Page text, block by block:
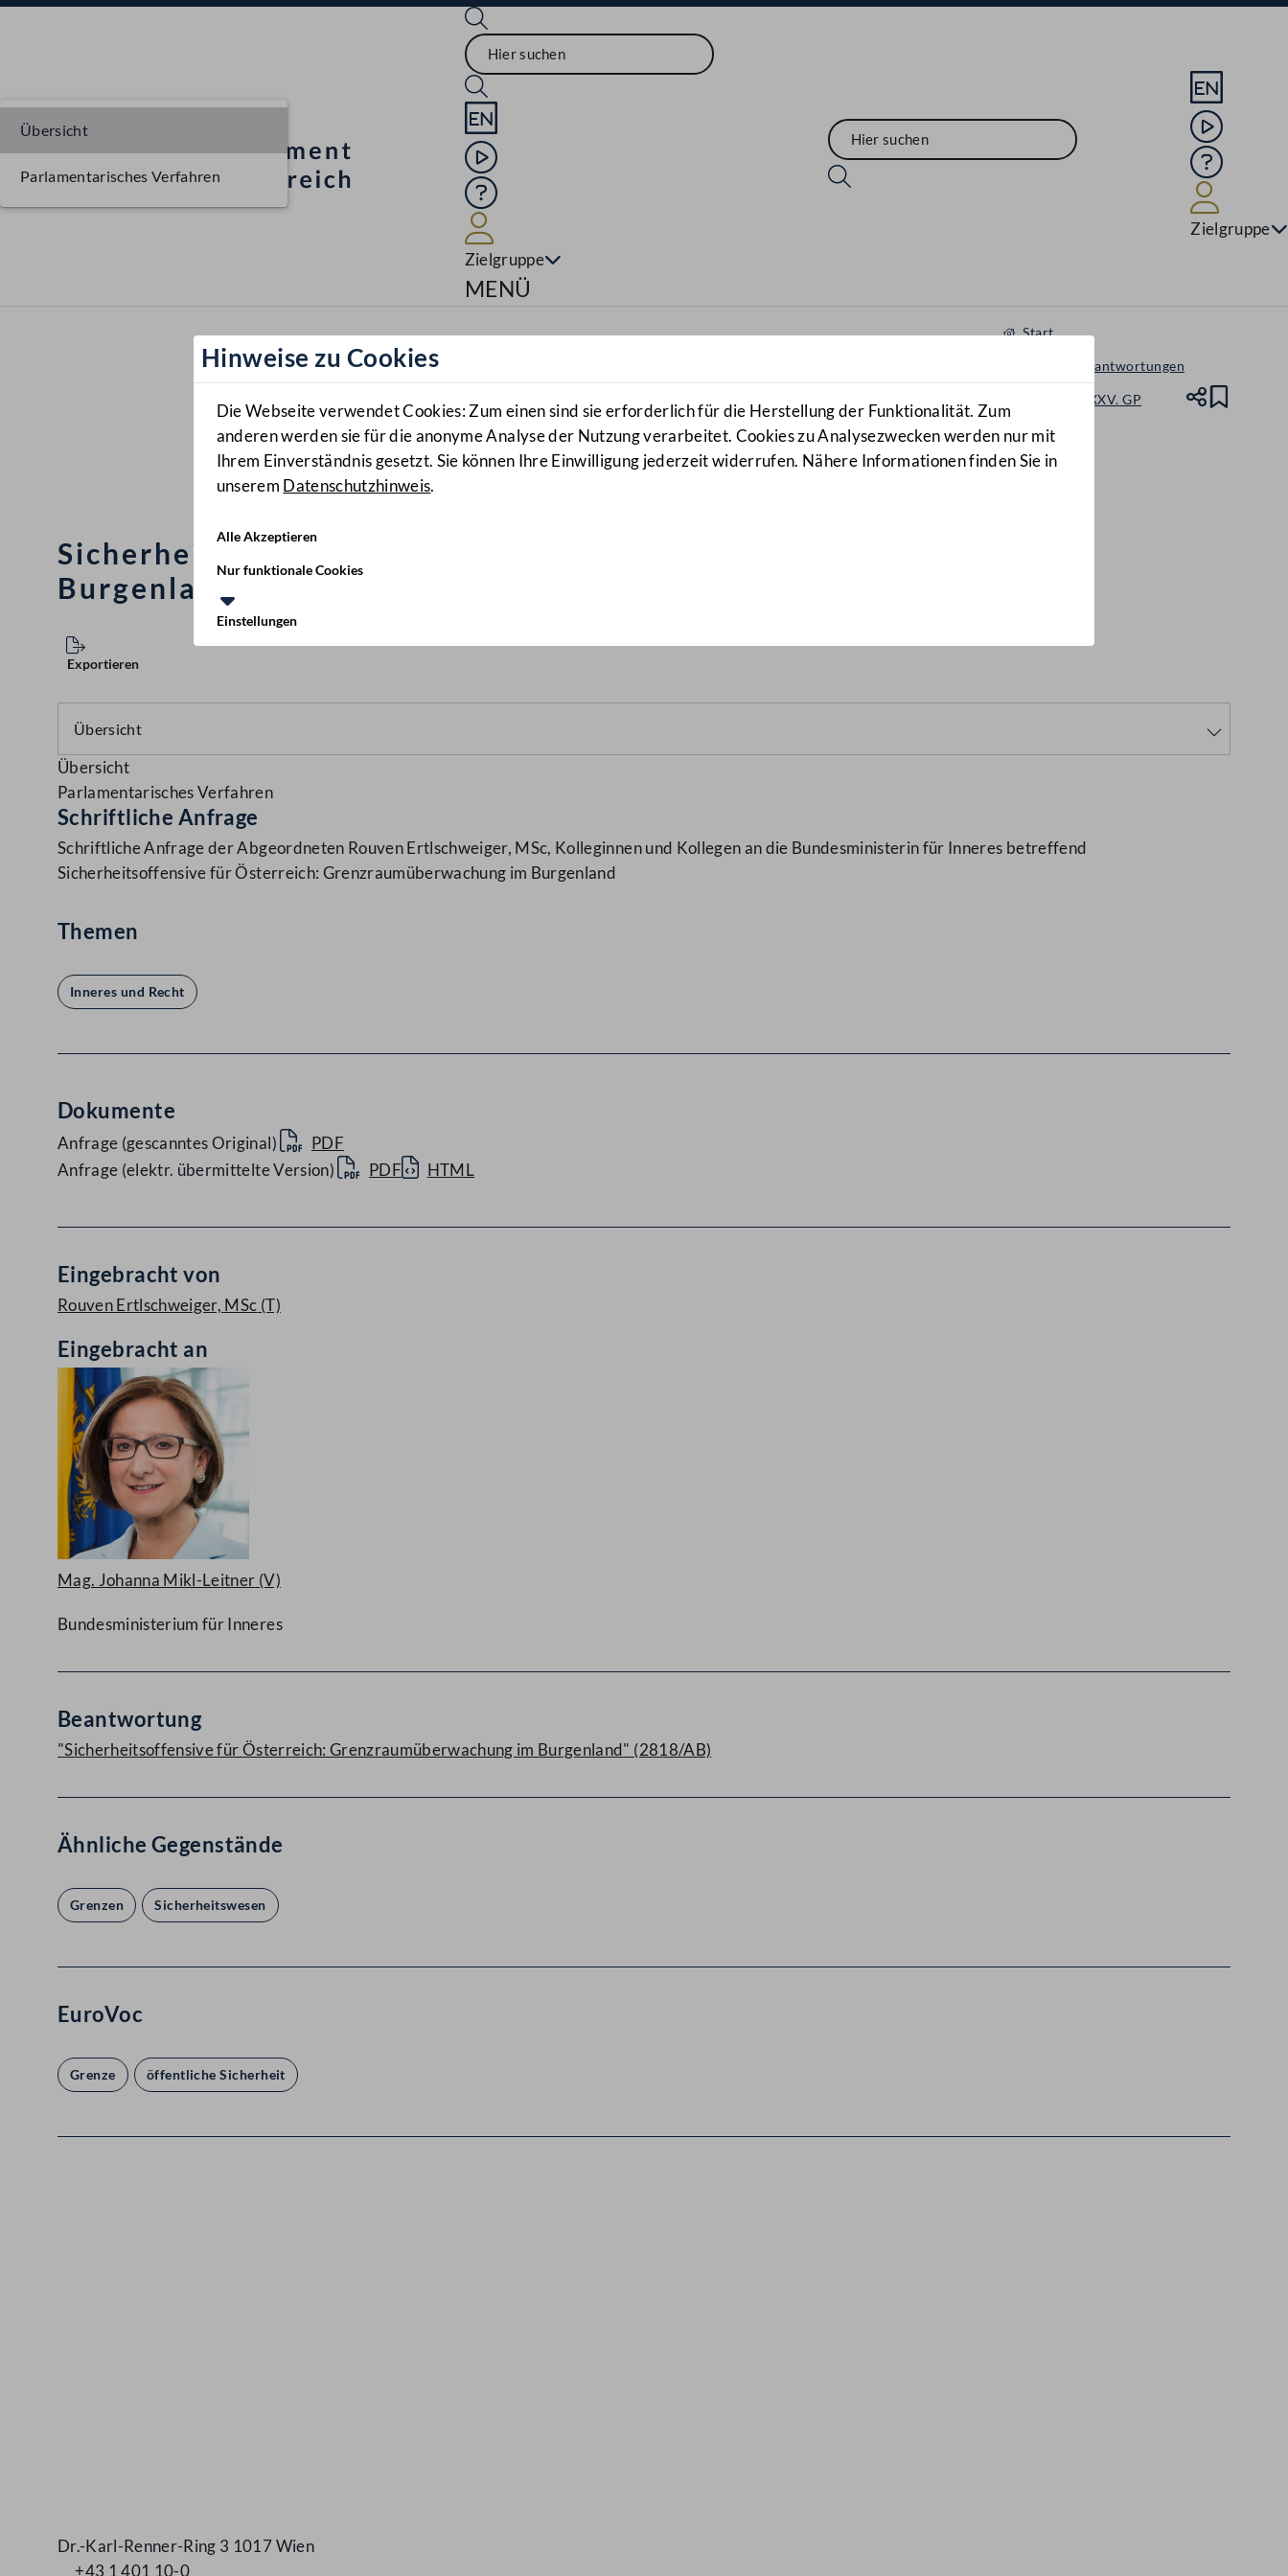
Sprache English
Mediathek
Hilfe
Zielgruppe
Navigationsmenü öffnen
MENÜ
Sprache
Mediathek
Hilfe
Zielgruppe
Hinweise zu Cookies
Die Webseite verwendet Cookies: Zum einen sind sie erforderlich für die Herstellung der Funktionalität. Zum
anderen werden sie für die anonyme Analyse der Nutzung verarbeitet. Cookies zu Analysezwecken werden nur mit
Ihrem Einverständnis gesetzt. Sie können Ihre Einwilligung jederzeit widerrufen. Nähere Informationen finden Sie in
unserem Datenschutzhinweis.
Alle Akzeptieren
Nur funktionale Cookies
Einstellungen
Start
Anfragen & Beantwortungen
Nationalrat - XXV. GP
Anfragen
2966/J
Sicherheitsoffensive für Österreich: Grenzraumüberwachung im
Burgenland
Exportieren
Übersicht
Parlamentarisches Verfahren
Übersicht
Parlamentarisches Verfahren
Schriftliche Anfrage
Schriftliche Anfrage der Abgeordneten Rouven Ertlschweiger, MSc, Kolleginnen und Kollegen an die Bundesministerin für Inneres betreffend
Sicherheitsoffensive für Österreich: Grenzraumüberwachung im Burgenland
Themen
Inneres und Recht
Dokumente
Anfrage (gescanntes Original)
PDF
Anfrage (elektr. übermittelte Version)
PDF HTML
Eingebracht von
Rouven Ertlschweiger, MSc (T)
Eingebracht an
Mag. Johanna Mikl-Leitner (V)
Bundesministerium für Inneres
Beantwortung
"Sicherheitsoffensive für Österreich: Grenzraumüberwachung im Burgenland" (2818/AB)
Ähnliche Gegenstände
Grenzen Sicherheitswesen
EuroVoc
Grenze öffentliche Sicherheit
Dr.-Karl-Renner-Ring 3 1017 Wien
+43 1 401 10-0